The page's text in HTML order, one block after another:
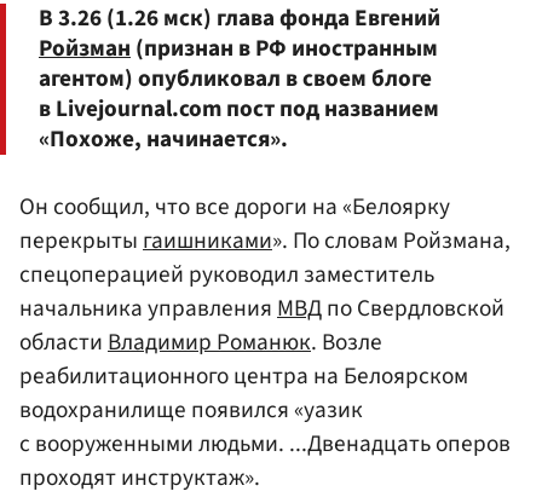
В 3.26 (1.26 мск) глава фонда Евгений
Ройзман(признан в РФ иностранным
агентом) опубликовал в своем блоге
в Livejournal.com пост под названием
«Похоже, начинается».
Он сообщил, что все дороги на «Белоярку
перекрытыгаишниками». По словам Ройзмана,
спецоперацией руководил заместитель
начальника управленияМВДпо Свердловской
областиВладимир Романюк. Возле
реабилитационного центра на Белоярском
водохранилище появился «уазик
с вооруженными людьми. ...Двенадцать оперов
проходят инструктаж».